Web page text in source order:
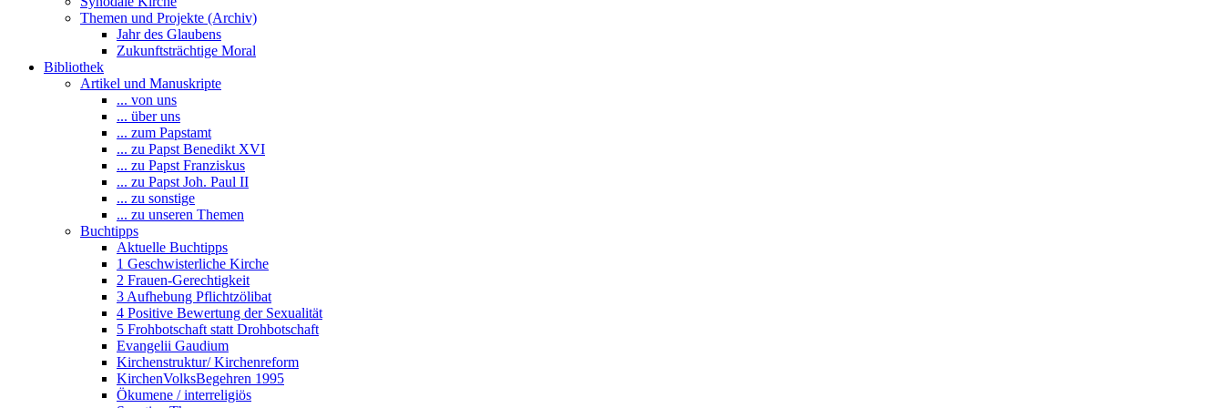
Themen und Projekte (Archiv)
Jahr des Glaubens
Zukunftsträchtige Moral
Bibliothek
Artikel und Manuskripte
... von uns
... über uns
... zum Papstamt
... zu Papst Benedikt XVI
... zu Papst Franziskus
... zu Papst Joh. Paul II
... zu sonstige
... zu unseren Themen
Buchtipps
Aktuelle Buchtipps
1 Geschwisterliche Kirche
2 Frauen-Gerechtigkeit
3 Aufhebung Pflichtzölibat
4 Positive Bewertung der Sexualität
5 Frohbotschaft statt Drohbotschaft
Evangelii Gaudium
Kirchenstruktur/ Kirchenreform
KirchenVolksBegehren 1995
Ökumene / interreligiös